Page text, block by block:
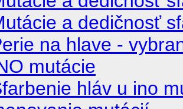
a dedičnosť
na hlave -
mutácie
hláv u ino